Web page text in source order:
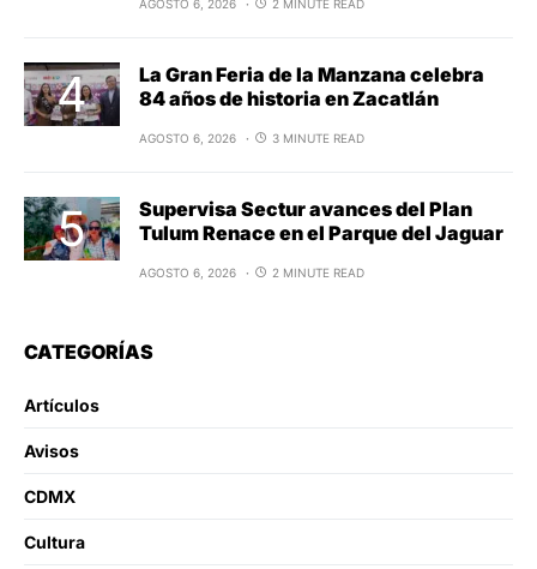
AGOSTO 6, 2026 2 MINUTE READ
La Gran Feria de la Manzana celebra
84 años de historia en Zacatlán
AGOSTO 6, 2026 3 MINUTE READ
Supervisa Sectur avances del Plan
Tulum Renace en el Parque del Jaguar
AGOSTO 6, 2026 2 MINUTE READ
CATEGORÍAS
Artículos
Avisos
CDMX
Cultura